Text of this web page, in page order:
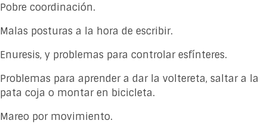
Pobre coordinación.
Malas posturas a la hora de escribir.
Enuresis, y problemas para controlar esfínteres.
Problemas para aprender a dar la voltereta, saltar a la
pata coja o montar en bicicleta.
Mareo por movimiento.